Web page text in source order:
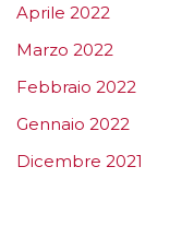
Aprile 2022
Marzo 2022
Febbraio 2022
Gennaio 2022
Dicembre 2021